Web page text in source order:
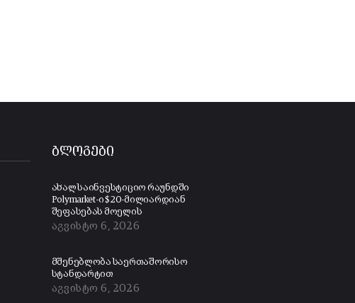
ბლოგები
ახალ საინვესტიციო რაუნდში
Polymarket-ი $20-მილიარდიან
შეფასებას მოელის
აგვისტო 6, 2026
მშენებლობა საერთაშორისო
სტანდარტით
აგვისტო 6, 2026